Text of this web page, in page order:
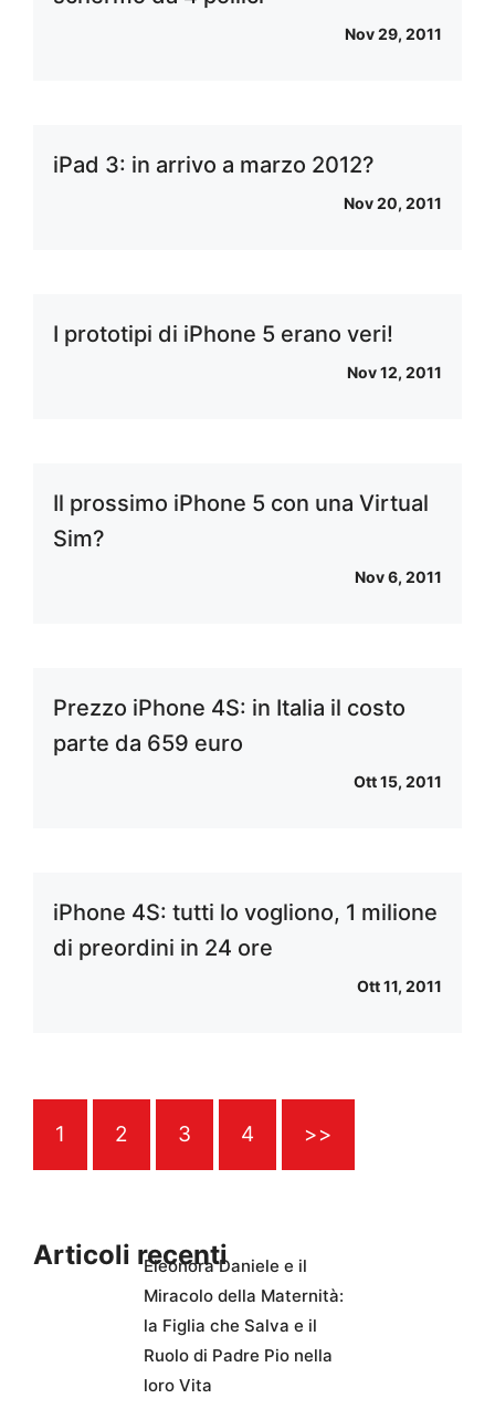
Nov 29, 2011
iPad 3: in arrivo a marzo 2012?
Nov 20, 2011
I prototipi di iPhone 5 erano veri!
Nov 12, 2011
Il prossimo iPhone 5 con una Virtual
Sim?
Nov 6, 2011
Prezzo iPhone 4S: in Italia il costo
parte da 659 euro
Ott 15, 2011
iPhone 4S: tutti lo vogliono, 1 milione
di preordini in 24 ore
Ott 11, 2011
1 2 3 4 >>
Articoli recentiEleonora Daniele e il
Miracolo della Maternità:
la Figlia che Salva e il
Ruolo di Padre Pio nella
loro Vita